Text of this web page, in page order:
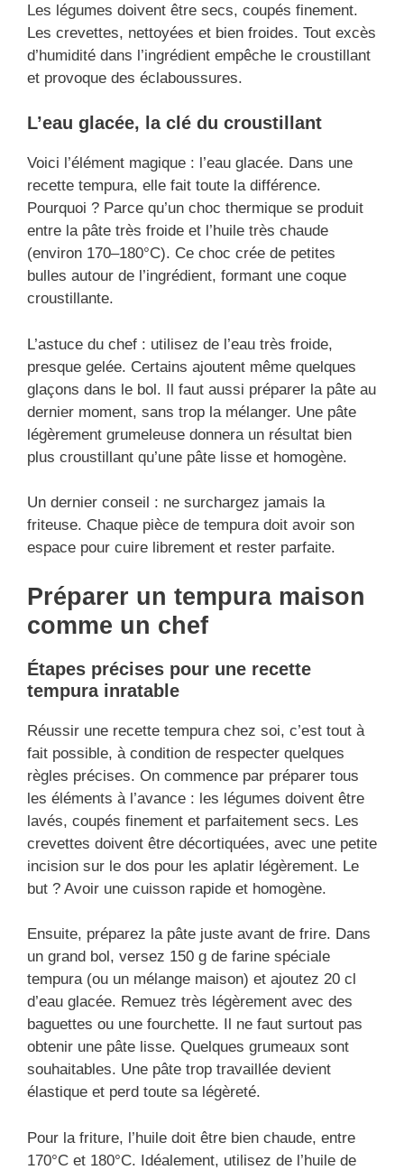
Les légumes doivent être secs, coupés finement.
Les crevettes, nettoyées et bien froides. Tout excès
d’humidité dans l’ingrédient empêche le croustillant
et provoque des éclaboussures.
L’eau glacée, la clé du croustillant
Voici l’élément magique : l’eau glacée. Dans une
recette tempura, elle fait toute la différence.
Pourquoi ? Parce qu’un choc thermique se produit
entre la pâte très froide et l’huile très chaude
(environ 170–180°C). Ce choc crée de petites
bulles autour de l’ingrédient, formant une coque
croustillante.
L’astuce du chef : utilisez de l’eau très froide,
presque gelée. Certains ajoutent même quelques
glaçons dans le bol. Il faut aussi préparer la pâte au
dernier moment, sans trop la mélanger. Une pâte
légèrement grumeleuse donnera un résultat bien
plus croustillant qu’une pâte lisse et homogène.
Un dernier conseil : ne surchargez jamais la
friteuse. Chaque pièce de tempura doit avoir son
espace pour cuire librement et rester parfaite.
Préparer un tempura maison
comme un chef
Étapes précises pour une recette
tempura inratable
Réussir une recette tempura chez soi, c’est tout à
fait possible, à condition de respecter quelques
règles précises. On commence par préparer tous
les éléments à l’avance : les légumes doivent être
lavés, coupés finement et parfaitement secs. Les
crevettes doivent être décortiquées, avec une petite
incision sur le dos pour les aplatir légèrement. Le
but ? Avoir une cuisson rapide et homogène.
Ensuite, préparez la pâte juste avant de frire. Dans
un grand bol, versez 150 g de farine spéciale
tempura (ou un mélange maison) et ajoutez 20 cl
d’eau glacée. Remuez très légèrement avec des
baguettes ou une fourchette. Il ne faut surtout pas
obtenir une pâte lisse. Quelques grumeaux sont
souhaitables. Une pâte trop travaillée devient
élastique et perd toute sa légèreté.
Pour la friture, l’huile doit être bien chaude, entre
170°C et 180°C. Idéalement, utilisez de l’huile de